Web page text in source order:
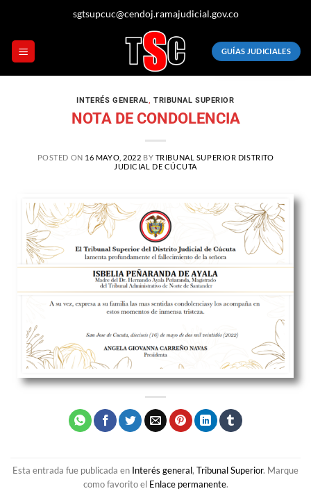
sgtsupcuc@cendoj.ramajudicial.gov.co
GUÍAS JUDICIALES
INTERÉS GENERAL, TRIBUNAL SUPERIOR
NOTA DE CONDOLENCIA
POSTED ON 16 MAYO, 2022 BY TRIBUNAL SUPERIOR DISTRITO
JUDICIAL DE CÚCUTA
Esta entrada fue publicada en Interés general, Tribunal Superior. Marque
como favorito el Enlace permanente.